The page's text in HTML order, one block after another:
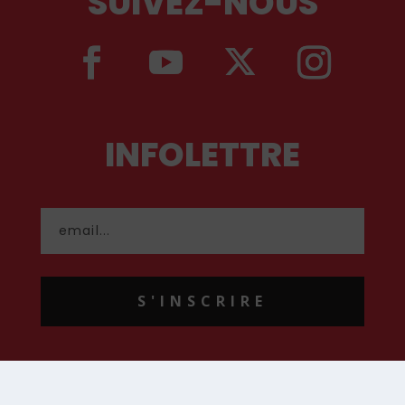
INFOLETTRE
S'INSCRIRE